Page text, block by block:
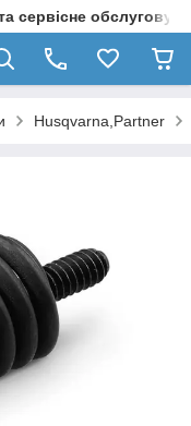
сервісне
Husqvarna,Partner